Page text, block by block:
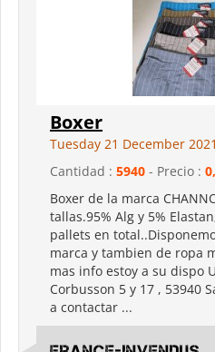
Boxer
Tuesday 21 December 2021
Cantidad : 5940 - Precio :
Boxer de la marca
tallas.95% Alg y 5%
pallets en
marca y tambien de ropa
mas info estoy a su dispo
Corbusson 5 y 17 , 53940
a contactar ...